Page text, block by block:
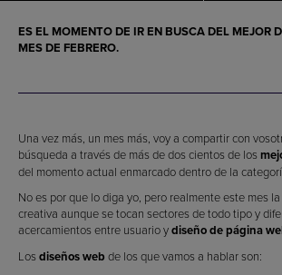
ES EL MOMENTO DE IR EN BUSCA DEL MEJOR
MES DE FEBRERO.
Una vez más, un mes más, voy a compartir con
búsqueda a través de más de dos cientos de los
del momento actual enmarcado dentro de la
No es por que lo diga yo, pero realmente este mes
creativa aunque se tocan sectores de todo tipo y
acercamientos entre usuario ydiseño de página
Los diseños web de los que vamos a hablar son: